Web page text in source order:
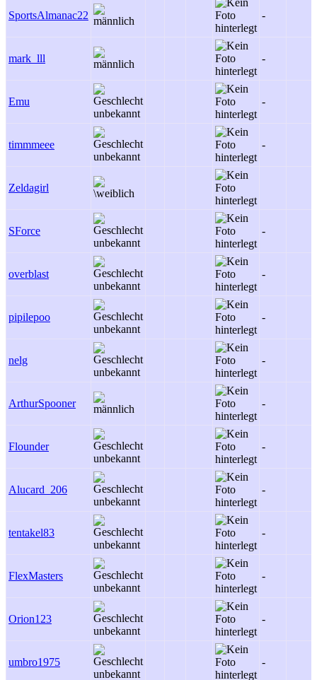
SportsAlmanac22 -
mark_lll -
Emu -
timmmeee -
Zeldagirl
SForce -
overblast -
pipilepoo -
nelg -
ArthurSpooner -
Flounder -
Alucard_206 -
tentakel83 -
FlexMasters -
Orion123 -
umbro1975 -